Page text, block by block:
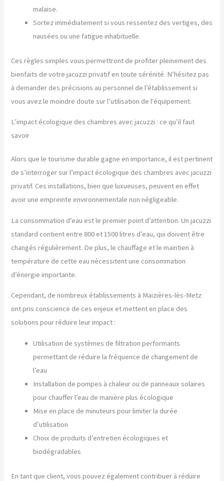
malaise.
Sortez immédiatement si vous ressentez des vertiges, des
nausées ou une fatigue inhabituelle.
Ces règles simples vous permettront de profiter pleinement des
bienfaits de votre jacuzzi privatif en toute sérénité. N’hésitez pas
à demander des précisions au personnel de l’établissement si
vous avez le moindre doute sur l’utilisation de l’équipement.
L’impact écologique des chambres avec jacuzzi : ce qu’il faut
savoir
Alors que le tourisme durable gagne en importance, il est pertinent
de s’interroger sur l’impact écologique des chambres avec jacuzzi
privatif. Ces installations, bien que luxueuses, peuvent en effet
avoir une empreinte environnementale non négligeable.
La consommation d’eau est le premier point d’attention. Un jacuzzi
standard contient entre 800 et 1500 litres d’eau, qui doivent être
changés régulièrement. De plus, le chauffage et le maintien à
température de cette eau nécessitent une consommation
d’énergie importante.
Cependant, de nombreux établissements à Maizières-lès-Metz
ont pris conscience de ces enjeux et mettent en place des
solutions pour réduire leur impact :
Utilisation de systèmes de filtration performants
permettant de réduire la fréquence de changement de
l’eau
Installation de pompes à chaleur ou de panneaux solaires
pour chauffer l’eau de manière plus écologique
Mise en place de minuteurs pour limiter la durée
d’utilisation
Choix de produits d’entretien écologiques et
biodégradables
En tant que client, vous pouvez également contribuer à réduire